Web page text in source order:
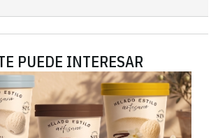
PUEDE INTERESAR